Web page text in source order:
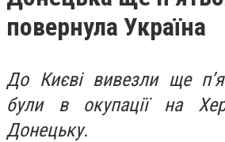
повернула Україна
До Києві вивезли ще
були в окупації на
Донецьку.